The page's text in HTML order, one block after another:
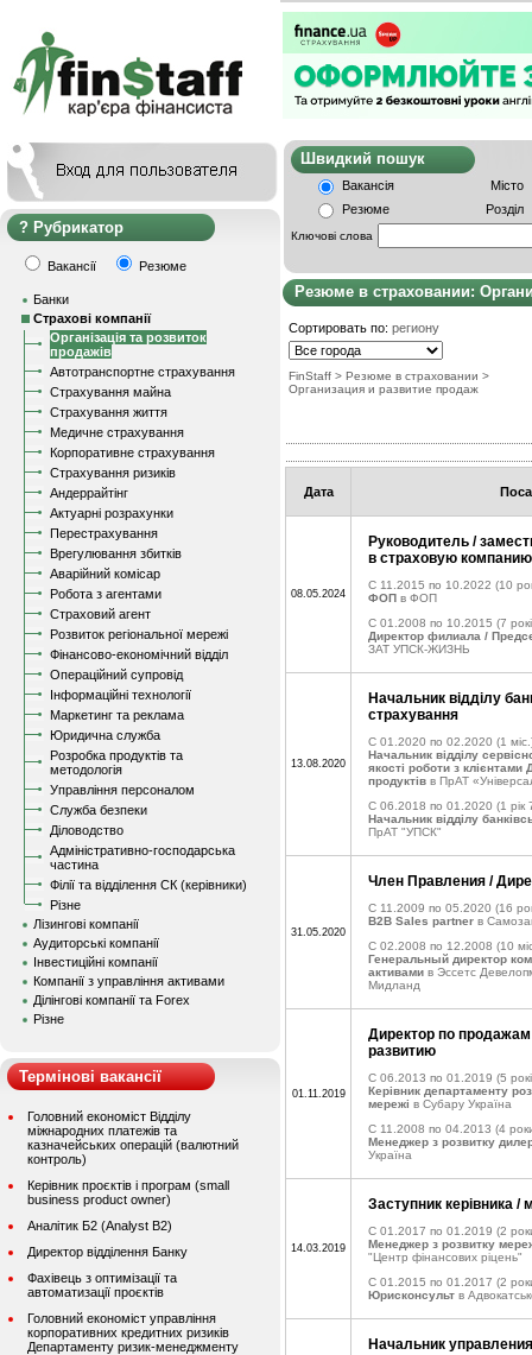
Рубрикатор
Вакансії Резюме
Банки
Страхові компанії
Організація та розвиток
продажів
Автотранспортне страхування
Страхування майна
Страхування життя
Медичне страхування
Корпоративне страхування
Страхування ризиків
Андеррайтінг
Актуарні розрахунки
Перестрахування
Врегулювання збитків
Аварійний комісар
Робота з агентами
Страховий агент
Розвиток регіональної мережі
Фінансово-економічний відділ
Операційний супровід
Інформаційні технології
Маркетинг та реклама
Юридична служба
Розробка продуктів та
методологія
Управління персоналом
Служба безпеки
Діловодство
Адміністративно-господарська
частина
Філії та відділення СК (керівники)
Різне
Лізингові компанії
Аудиторські компанії
Інвестиційні компанії
Компанії з управління активами
Ділінгові компанії та Forex
Різне
Термінові вакансії
Головний економіст Відділу
міжнародних платежів та
казначейських операцій (валютний
контроль)
Керівник проєктів і програм (small
business product owner)
Аналітик Б2 (Analyst B2)
Директор відділення Банку
Фахівець з оптимізації та
автоматизації проєктів
Головний економіст управління
корпоративних кредитних ризиків
Департаменту ризик-менеджменту
Швидкий
Вакансія
Місто
Резюме
Розділ
Ключові слова
Резюме в страховании:
Сортировать по: региону
FinStaff > Резюме в страховании >
Организация и развитие продаж
Дата
08.05.2024
Руководитель /
в страховую компанию
C 11.2015 по 10.2022 (10
ФОП в ФОП
C 01.2008 по 10.2015 (7
Директор филиала /
ЗАТ УПСК-ЖИЗНЬ
13.08.2020
Начальник відділу
страхування
C 01.2020 по 02.2020 (1
Начальник відділу
якості роботи з клієнтами
продуктів в ПрАТ
C 06.2018 по 01.2020 (1 рік
Начальник відділу
ПрАТ "УПСК"
31.05.2020
Член Правления /
C 11.2009 по 05.2020 (16
B2B Sales partner в
C 02.2008 по 12.2008 (10
Генеральный директор
активами в Эссетс
Мидланд
01.11.2019
Директор по продажам
развитию
C 06.2013 по 01.2019 (5
Керівник департаменту
мережі в Субару Україна
C 11.2008 по 04.2013 (4
Менеджер з розвитку
Україна
14.03.2019
Заступник керівника /
C 01.2017 по 01.2019 (2
Менеджер з розвитку
"Центр фінансових ріцень"
C 01.2015 по 01.2017 (2
Юрисконсульт в
Начальник управления